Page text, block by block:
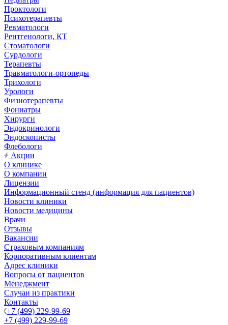
Проктологи
Психотерапевты
Ревматологи
Рентгенологи, КТ
Стоматологи
Сурдологи
Терапевты
Травматологи-ортопеды
Трихологи
Урологи
Физиотерапевты
Фониатры
Хирурги
Эндокринологи
Эндоскописты
Флебологи
Акции
О клинике
О компании
Лицензии
Информационный стенд (информация для пациентов)
Новости клиники
Новости медицины
Врачи
Отзывы
Вакансии
Страховым компаниям
Корпоративным клиентам
Адрес клиники
Вопросы от пациентов
Менеджмент
Случаи из практики
Контакты
+7 (499) 229-99-69
+7 (499) 229-99-69